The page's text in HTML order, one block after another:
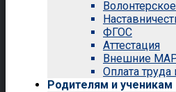
ФГОС
Аттестация
Внешние
Оплата
Родителям и ученикам